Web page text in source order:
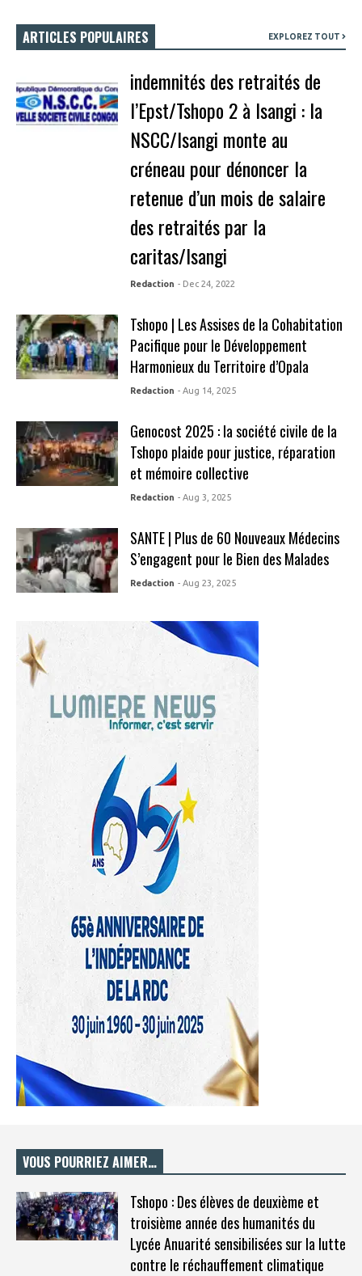
ARTICLES POPULAIRES EXPLOREZ TOUT
indemnités des retraités de
l’Epst/Tshopo 2 à Isangi : la
NSCC/Isangi monte au
créneau pour dénoncer la
retenue d’un mois de salaire
des retraités par la
caritas/Isangi
Redaction - Dec 24, 2022
Tshopo | Les Assises de la Cohabitation
Pacifique pour le Développement
Harmonieux du Territoire d’Opala
Redaction - Aug 14, 2025
Genocost 2025 : la société civile de la
Tshopo plaide pour justice, réparation
et mémoire collective
Redaction - Aug 3, 2025
SANTE | Plus de 60 Nouveaux Médecins
S’engagent pour le Bien des Malades
Redaction - Aug 23, 2025
VOUS POURRIEZ AIMER…
Tshopo : Des élèves de deuxième et
troisième année des humanités du
Lycée Anuarité sensibilisées sur la lutte
contre le réchauffement climatique